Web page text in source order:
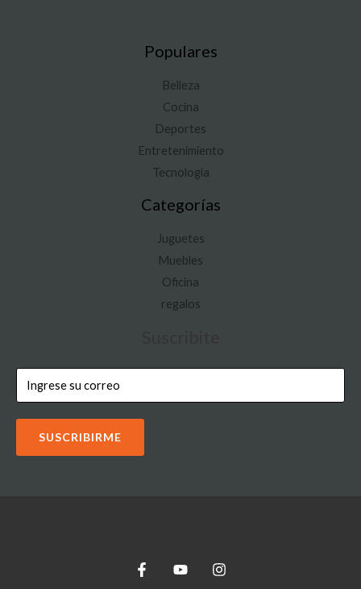
Populares
Belleza
Cocina
Deportes
Entretenimiento
Tecnología
Categorías
Juguetes
Muebles
Oficina
regalos
SUSCRIBIRME